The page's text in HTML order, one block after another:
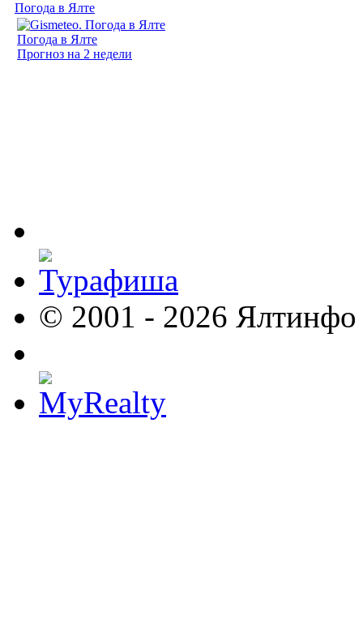
Погода в Ялте
Погода в Ялте
Прогноз на 2 недели
© 2001 - 2026 Ялтинфо